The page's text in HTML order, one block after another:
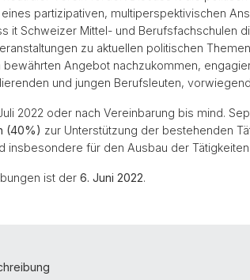
partizipativen, multiperspektivischen
it Schweizer Mittel- und Berufsfachschulen
zu aktuellen politischen
bewährten Angebot nachzukommen,
und jungen Berufsleuten,
2022 oder nach Vereinbarung bis mind.
(40%) zur Unterstützung der bestehenden
insbesondere für den Ausbau der Tätigkeiten
ist der 6. Juni 2022.